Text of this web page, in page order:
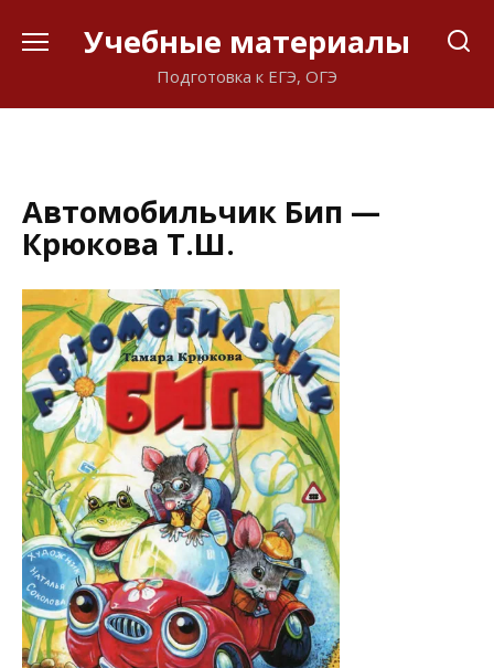
Учебные материалы
Подготовка к ЕГЭ, ОГЭ
Автомобильчик Бип —
Крюкова Т.Ш.